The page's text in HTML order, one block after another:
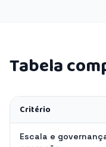
Tabela
Critério
Escala e